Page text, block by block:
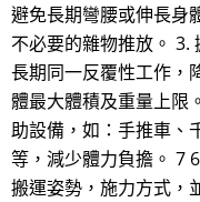
避免長期彎腰或伸長身
不必要的雜物推放。 3.
長期同一反覆性工作，
體最大體積及重量上限
助設備，如：手推車、
等，減少體力負擔。 7
搬運姿勢，施力方式，